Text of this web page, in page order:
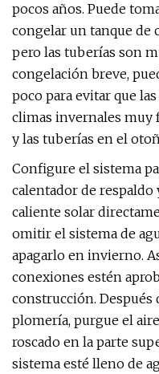
pocos años. Puede
congelar un tanque de
pero las tuberías son
congelación breve,
poco para evitar que
climas invernales muy
y las tuberías en el
Configure el sistema
calentador de respaldo
caliente solar
omitir el sistema de
apagarlo en invierno.
conexiones estén
construcción.
plomería, purgue el
roscado en la parte
sistema esté lleno de